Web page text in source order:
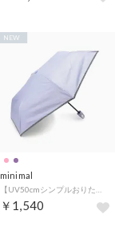
minimal
￥1,540
NEW